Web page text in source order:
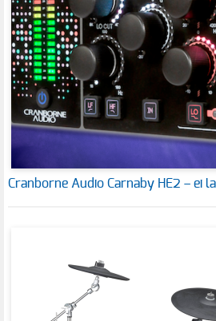
Cranborne Audio Carnaby HE2 – ei